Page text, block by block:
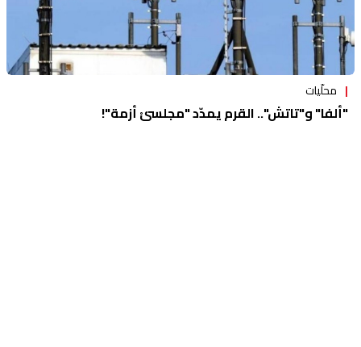
محلّيات
"ألفا" و"تاتش".. القرم يمدّد "مجلسيْ أزمة"!